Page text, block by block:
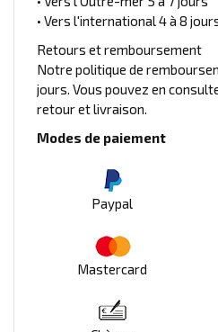
• Vers l'international 4 à 8
Retours et remboursement
Notre politique de
jours. Vous pouvez en
retour et livraison.
Modes de paiement
Paypal
Mastercard